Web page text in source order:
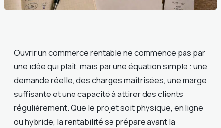
Ouvrir un commerce rentable ne commence pas par
une idée qui plaît, mais par une équation simple : une
demande réelle, des charges maîtrisées, une marge
suffisante et une capacité à attirer des clients
régulièrement. Que le projet soit physique, en ligne
ou hybride, la rentabilité se prépare avant la